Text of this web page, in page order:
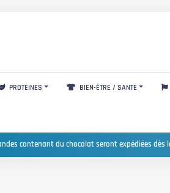
PROTÉINES BIEN-ÊTRE / SANTÉ
contenant du chocolat seront expédiées